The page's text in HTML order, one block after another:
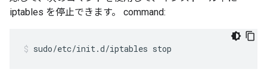
iptables を停止できます。 command:
sudo/etc/init.d/iptables stop